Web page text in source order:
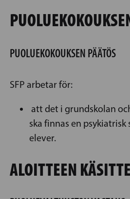
PUOLUEKOKOUKSEN PÄÄTÖS
SFP arbetar för:
att det i grundskolan
ska finnas en
elever.
ALOITTEEN